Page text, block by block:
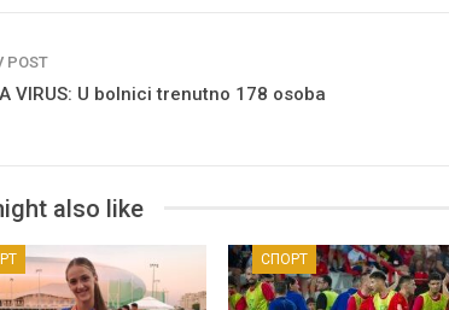
POST
VIRUS: U bolnici trenutno 178 osoba
also like
СПОРТ